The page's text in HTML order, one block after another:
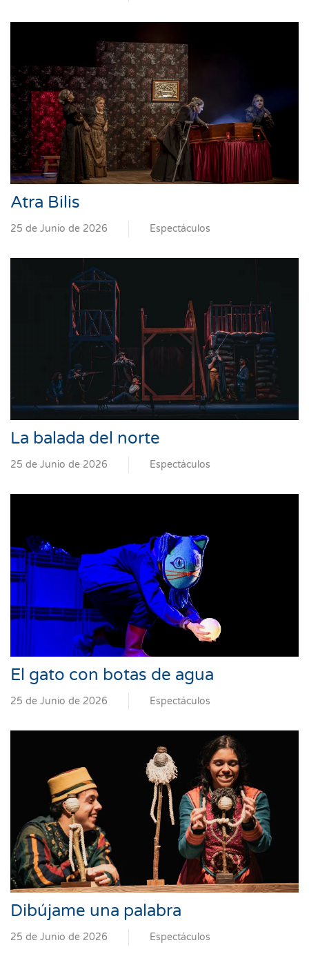
Atra Bilis
25 de Junio de 2026 Espectáculos
La balada del norte
25 de Junio de 2026 Espectáculos
El gato con botas de agua
25 de Junio de 2026 Espectáculos
Dibújame una palabra
25 de Junio de 2026 Espectáculos